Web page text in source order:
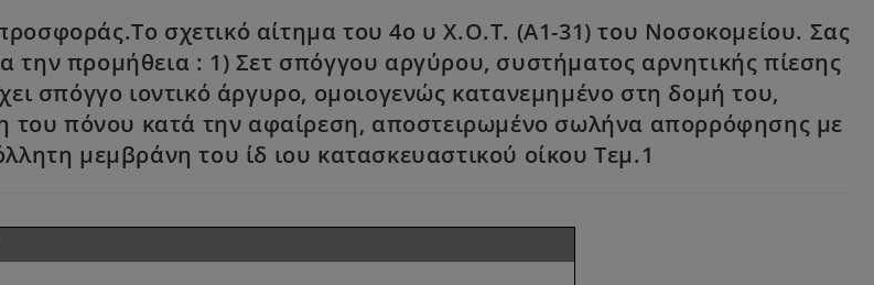
σχετικό αίτημα του 4ο υ Χ.Ο.Τ. (A1-31) του Νοσοκομείου. Σας
την προμήθεια : 1) Σετ σπόγγου αργύρου, συστήματος αρνητικής πίεσης
σπόγγο ιοντικό άργυρο, ομοιογενώς κατανεμημένο στη δομή του,
του πόνου κατά την αφαίρεση, αποστειρωμένο σωλήνα απορρόφησης με
μεμβράνη του ίδ ιου κατασκευαστικού οίκου Τεμ.1